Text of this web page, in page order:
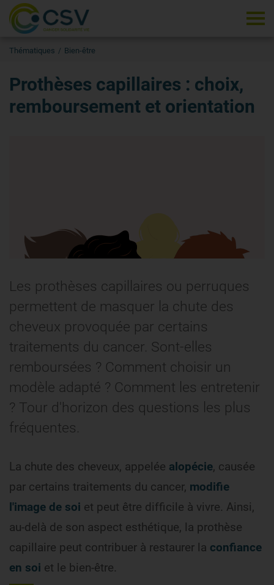
Thématiques Bien-être
Prothèses capillaires : choix,
remboursement et orientation
Les prothèses capillaires ou perruques
permettent de masquer la chute des
cheveux provoquée par certains
traitements du cancer. Sont-elles
remboursées ? Comment choisir un
modèle adapté ? Comment les entretenir
? Tour d'horizon des questions les plus
fréquentes.
La chute des cheveux, appelée alopécie, causée
par certains traitements du cancer, modifie
l'image de soi et peut être difficile à vivre. Ainsi,
au-delà de son aspect esthétique, la prothèse
capillaire peut contribuer à restaurer la confiance
en soi et le bien-être.